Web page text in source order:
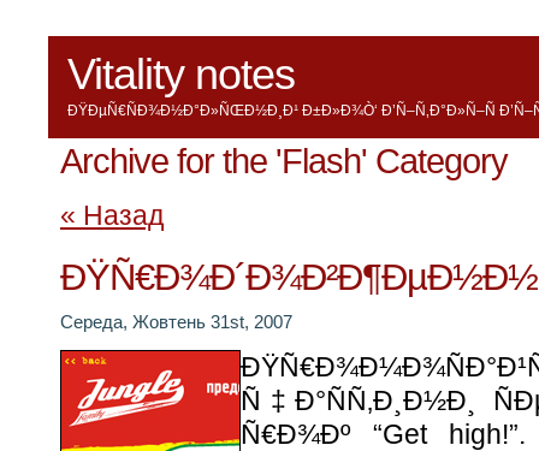
Vitality notes
ÐŸÐµÑ€ÑÐ¾Ð½Ð°Ð»ÑŒÐ½Ð¸Ð¹ Ð±Ð»Ð¾Ò‘ Ð’Ñ–Ñ‚Ð°Ð»Ñ–Ñ
Archive for the 'Flash' Category
« Назад
Середа, Жовтень 31st, 2007
Ñ‡Ð°ÑÑ‚Ð¸Ð½Ð¸
Ñ€Ð¾Ðº “Get